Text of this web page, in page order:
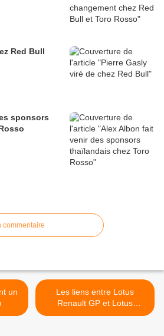
Red Bull
sponsors
commentaire
Les liens entre Lotus
Renault GP et Lotus
toujours au beau fixe >